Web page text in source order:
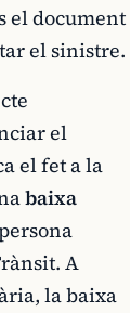
el document
el sinistre.
el
el fet a la
baixa
A
la baixa